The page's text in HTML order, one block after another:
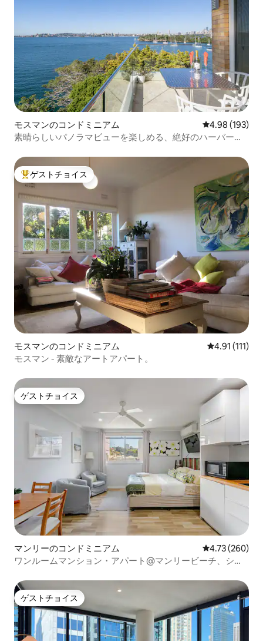
モスマンのコンドミニアム レビュー193
4.98 (193)
素晴らしいパノラマビューを楽しめる、絶好のハーバーフ
大好評のゲストチョイスです。
ゲストチョイス
モスマンのコンドミニアム レビュー111
4.91 (111)
モスマン - 素敵なアートアパート。
ゲストチョイス
ゲストチョイス
マンリーのコンドミニアム レビュー260
4.73 (260)
ワンルームマンション・アパート@マンリービーチ、シド
ゲストチョイス
ゲストチョイス